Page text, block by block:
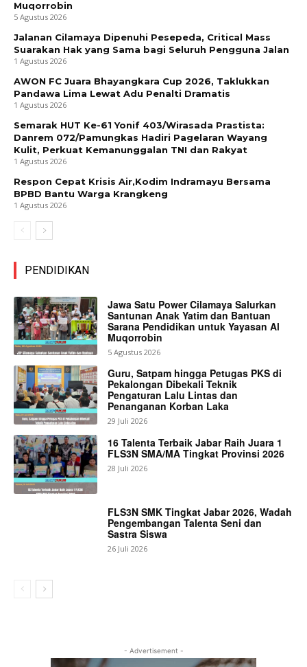
Muqorrobin
5 Agustus 2026
Jalanan Cilamaya Dipenuhi Pesepeda, Critical Mass
Suarakan Hak yang Sama bagi Seluruh Pengguna Jalan
1 Agustus 2026
AWON FC Juara Bhayangkara Cup 2026, Taklukkan
Pandawa Lima Lewat Adu Penalti Dramatis
1 Agustus 2026
Semarak HUT Ke-61 Yonif 403/Wirasada Prastista:
Danrem 072/Pamungkas Hadiri Pagelaran Wayang
Kulit, Perkuat Kemanunggalan TNI dan Rakyat
1 Agustus 2026
Respon Cepat Krisis Air,Kodim Indramayu Bersama
BPBD Bantu Warga Krangkeng
1 Agustus 2026
PENDIDIKAN
Jawa Satu Power Cilamaya Salurkan
Santunan Anak Yatim dan Bantuan
Sarana Pendidikan untuk Yayasan Al
Muqorrobin
5 Agustus 2026
Guru, Satpam hingga Petugas PKS di
Pekalongan Dibekali Teknik
Pengaturan Lalu Lintas dan
Penanganan Korban Laka
29 Juli 2026
16 Talenta Terbaik Jabar Raih Juara 1
FLS3N SMA/MA Tingkat Provinsi 2026
28 Juli 2026
FLS3N SMK Tingkat Jabar 2026, Wadah
Pengembangan Talenta Seni dan
Sastra Siswa
26 Juli 2026
- Advertisement -